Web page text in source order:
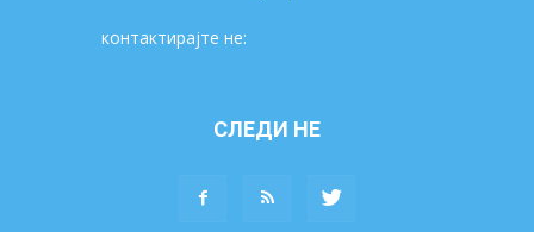
контактирајте не:
СЛЕДИ НЕ